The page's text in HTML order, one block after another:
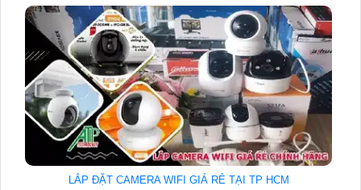
LẮP ĐẶT CAMERA WIFI GIÁ RẺ TẠI TP HCM